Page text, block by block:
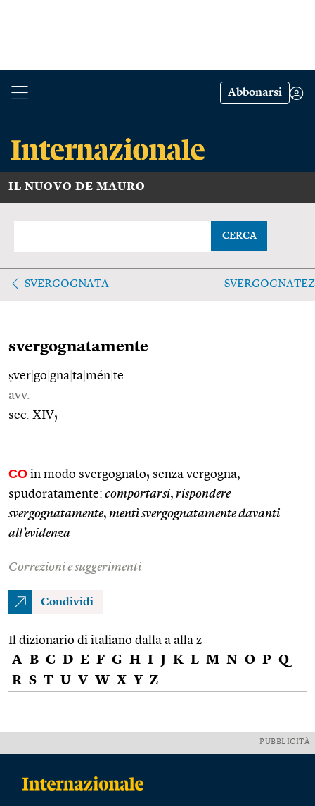
Abbonarsi
IL NUOVO DE MAURO
CERCA
SVERGOGNATA
svergognatamente
ṣver go gna ta mén te
avv.
sec. XIV;
CO in modo svergognato; senza vergogna,
spudoratamente: comportarsi, rispondere
svergognatamente, mentì svergognatamente davanti
all’evidenza
Correzioni e suggerimenti
Condividi
Il dizionario di italiano dalla a alla z
A B C D E F G H I J K L M N O P Q
R S T U V W X Y Z
PUBBLICITÀ